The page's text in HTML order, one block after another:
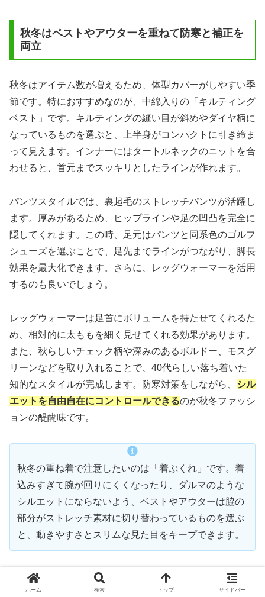
秋冬はベストやアウターを重ねて防寒と補正を
両立
秋冬はアイテム数が増えるため、体型カバーがしやすい季
節です。特におすすめなのが、中綿入りの「キルティング
ベスト」です。キルティングの縫い目が斜めやダイヤ柄に
なっているものを選ぶと、上半身がコンパクトに引き締ま
って見えます。インナーにはタートルネックのニットを合
わせると、首元までスッキリとしたラインが作れます。
パンツスタイルでは、裏起毛のストレッチパンツが活躍し
ます。厚みがあるため、ヒップラインや足の凹凸を完全に
隠してくれます。この時、足元はパンツと同系色のゴルフ
シューズを選ぶことで、足先までラインがつながり、脚長
効果を最大化できます。さらに、レッグウォーマーを活用
するのも良いでしょう。
レッグウォーマーは足首にボリュームを持たせてくれるた
め、相対的に太ももを細く見せてくれる効果があります。
また、秋らしいチェック柄や深みのあるボルドー、モスグ
リーンなどを取り入れることで、40代らしい落ち着いた
知的なスタイルが完成します。防寒対策をしながら、 シル
エットを自由自在にコントロールできるのが秋冬ファッシ
ョンの醍醐味です。
秋冬の重ね着で注意したいのは「着ぶくれ」です。着
込みすぎて腕が回りにくくなったり、ダルマのような
シルエットにならないよう、ベストやアウターは脇の
部分がストレッチ素材に切り替わっているものを選ぶ
と、動きやすさとスリムな見た目をキープできます。
雨の日でもスタイルを崩さないレインウェアの
選び方
ホーム 検索 トップ サイドバー